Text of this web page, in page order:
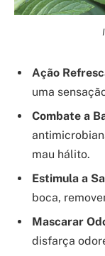
Ação
uma
Combate a
mau hálito.
Estimula a
boca,
Mascarar
disfarça